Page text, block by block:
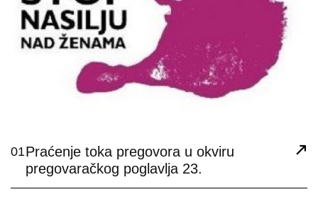
01Praćenje toka pregovora u okviru
pregovaračkog poglavlja 23.